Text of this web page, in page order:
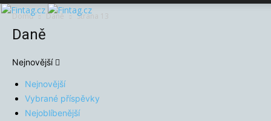
Domů Daně Strana 13
Daně
Nejnovější
Nejnovější
Vybrané příspěvky
Nejoblíbenější